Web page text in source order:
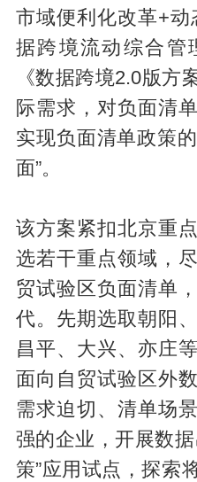
市域便利化改革+动
据跨境流动综合管
《数据跨境2.0版方
际需求，对负面清
实现负面清单政策
面”。
该方案紧扣北京重
选若干重点领域，
贸试验区负面清单
代。先期选取朝阳
昌平、大兴、亦庄
面向自贸试验区外
需求迫切、清单场
强的企业，开展数
策”应用试点，探索